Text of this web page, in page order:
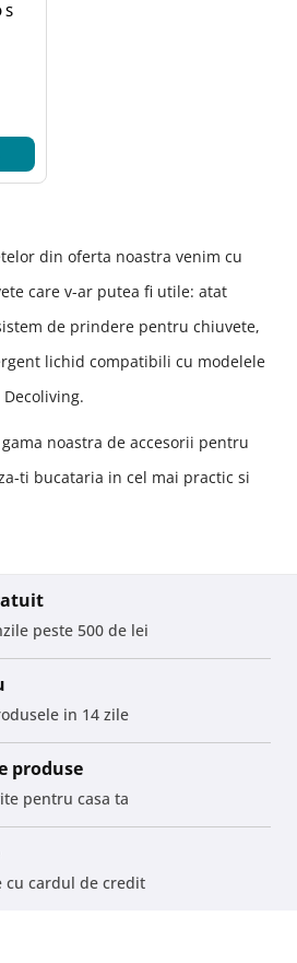
S
din oferta noastra venim cu
care v-ar putea fi utile: atat
de prindere pentru chiuvete,
lichid compatibili cu modelele
noastra de accesorii pentru
ti bucataria in cel mai practic si
peste 500 de lei
in 14 zile
produse
pentru casa ta
cu cardul de credit